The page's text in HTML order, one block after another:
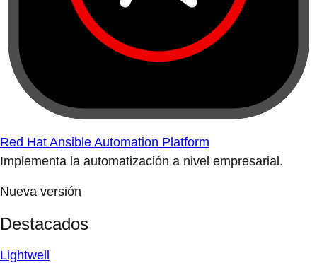
Red Hat Ansible Automation Platform
Implementa la automatización a nivel empresarial.
Nueva versión
Destacados
Lightwell